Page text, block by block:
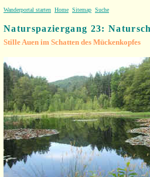
Wanderportal starten Home Sitemap Suche
Naturspaziergang 23:
Stille Auen im Schatten des Mückenkopfes